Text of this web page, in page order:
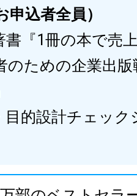
込者全員）
書『1冊の本で売
のための企業出
目的設計チェック